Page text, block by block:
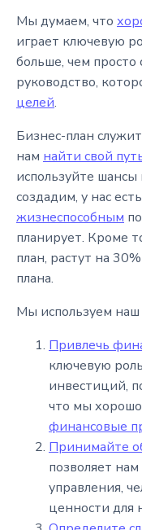
Мы думаем, что
играет ключевую
больше, чем
руководство,
целей.
Бизнес-план
нам найти свой
используйте
создадим, у нас есть
жизнеспособным
планирует. Кроме
план, растут на
плана.
Мы используем наш
Привлечь
ключевую
инвестиций,
что мы
финансовые
Принимайте
позволяет
управления,
ценности для